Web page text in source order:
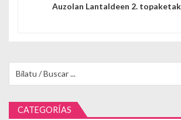
Auzolan Lantaldeen 2.
CATEGORÍAS